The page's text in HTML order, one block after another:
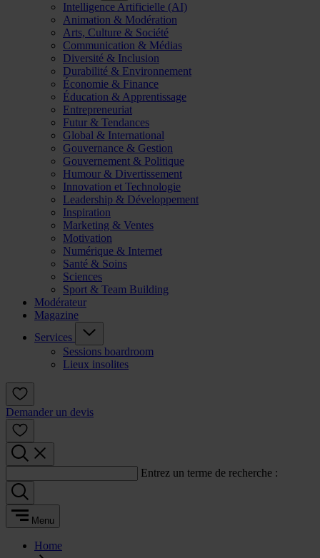
Intelligence Artificielle (AI)
Animation & Modération
Arts, Culture & Société
Communication & Médias
Diversité & Inclusion
Durabilité & Environnement
Économie & Finance
Éducation & Apprentissage
Entrepreneuriat
Futur & Tendances
Global & International
Gouvernance & Gestion
Gouvernement & Politique
Humour & Divertissement
Innovation et Technologie
Leadership & Développement
Inspiration
Marketing & Ventes
Motivation
Numérique & Internet
Santé & Soins
Sciences
Sport & Team Building
Modérateur
Magazine
Services
Sessions boardroom
Lieux insolites
Demander un devis
Entrez un terme de recherche :
Menu
Home